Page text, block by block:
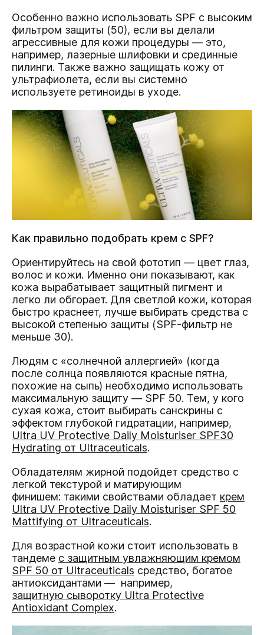
Особенно важно использовать SPF с высоким
фильтром защиты (50), если вы делали
агрессивные для кожи процедуры — это,
например, лазерные шлифовки и срединные
пилинги. Также важно защищать кожу от
ультрафиолета, если вы системно
используете ретиноиды в уходе.
Как правильно подобрать крем с SPF?
Ориентируйтесь на свой фототип — цвет глаз,
волос и кожи. Именно они показывают, как
кожа вырабатывает защитный пигмент и
легко ли обгорает. Для светлой кожи, которая
быстро краснеет, лучше выбирать средства с
высокой степенью защиты (SPF-фильтр не
меньше 30).
Людям с «солнечной аллергией» (когда
после солнца появляются красные пятна,
похожие на сыпь) необходимо использовать
максимальную защиту — SPF 50. Тем, у кого
сухая кожа, стоит выбирать санскрины с
эффектом глубокой гидратации, например,
Ultra UV Protective Daily Moisturiser SPF30
Hydrating от Ultraceuticals.
Обладателям жирной подойдет средство с
легкой текстурой и матирующим
финишем: такими свойствами обладает крем
Ultra UV Protective Daily Moisturiser SPF 50
Mattifying от Ultraceuticals.
Для возрастной кожи стоит использовать в
тандеме с защитным увлажняющим кремом
SPF 50 от Ultraceuticals средство, богатое
антиоксидантами — например,
защитную сыворотку Ultra Protective
Antioxidant Complex.